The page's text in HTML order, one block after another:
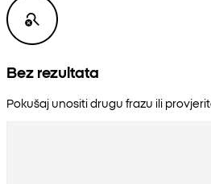
Bez rezultata
Pokušaj unositi drugu frazu ili